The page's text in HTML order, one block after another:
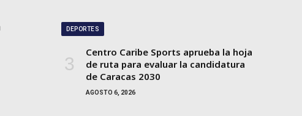
DEPORTES
Centro Caribe Sports aprueba la hoja
de ruta para evaluar la candidatura
de Caracas 2030
AGOSTO 6, 2026